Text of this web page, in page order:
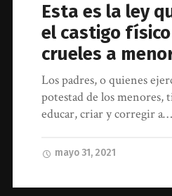
Esta es la ley
el castigo
crueles a
Los padres, o quienes
potestad de los menores,
educar, criar y corregir a…
mayo 31, 2021